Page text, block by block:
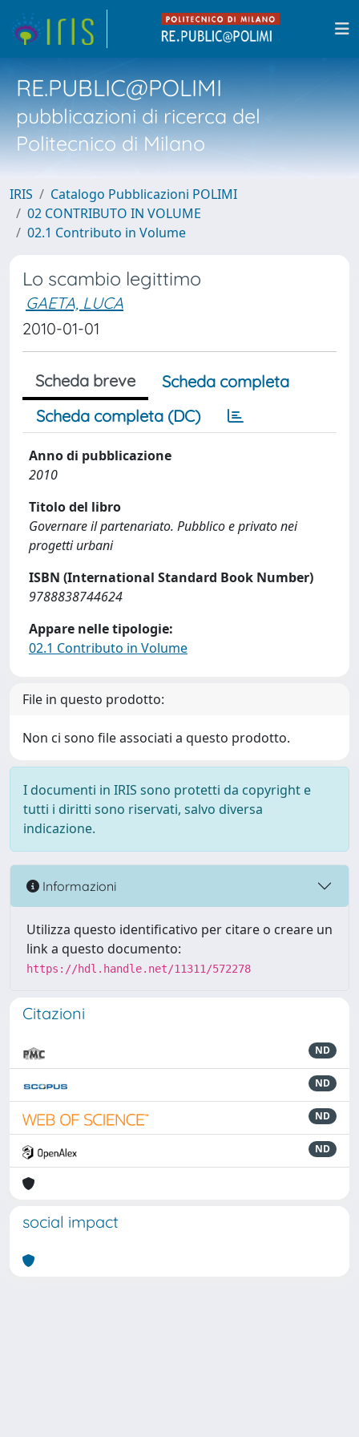
RE.PUBLIC@POLIMI
pubblicazioni di ricerca del
Politecnico di Milano
IRIS
Catalogo Pubblicazioni POLIMI
02 CONTRIBUTO IN VOLUME
02.1 Contributo in Volume
Lo scambio legittimo
GAETA, LUCA
2010-01-01
Scheda breve
Scheda completa
Scheda completa (DC)
Anno di pubblicazione
2010
Titolo del libro
Governare il partenariato. Pubblico e privato nei
progetti urbani
ISBN (International Standard Book Number)
9788838744624
Appare nelle tipologie:
02.1 Contributo in Volume
File in questo prodotto:
Non ci sono file associati a questo prodotto.
I documenti in IRIS sono protetti da copyright e
tutti i diritti sono riservati, salvo diversa
indicazione.
Informazioni
Utilizza questo identificativo per citare o creare un
link a questo documento:
https://hdl.handle.net/11311/572278
Citazioni
ND
ND
ND
ND
social impact